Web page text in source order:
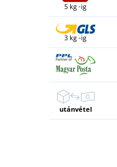
5 kg -ig
3 kg -ig
utánvétel